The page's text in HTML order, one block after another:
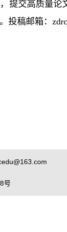
提交高质量
投稿邮箱：
号